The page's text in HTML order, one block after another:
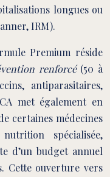
longues ou
IRM).
Premium réside
renforcé(50 à
antiparasitaires,
met également en
certaines médecines
spécialisée,
d’un budget annuel
Cette ouverture vers